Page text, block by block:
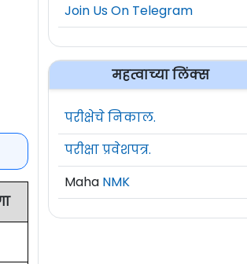
Join Us On Telegram
महत्वाच्या लिंक्स
परीक्षेचे निकाल.
परीक्षा प्रवेशपत्र.
Maha NMK